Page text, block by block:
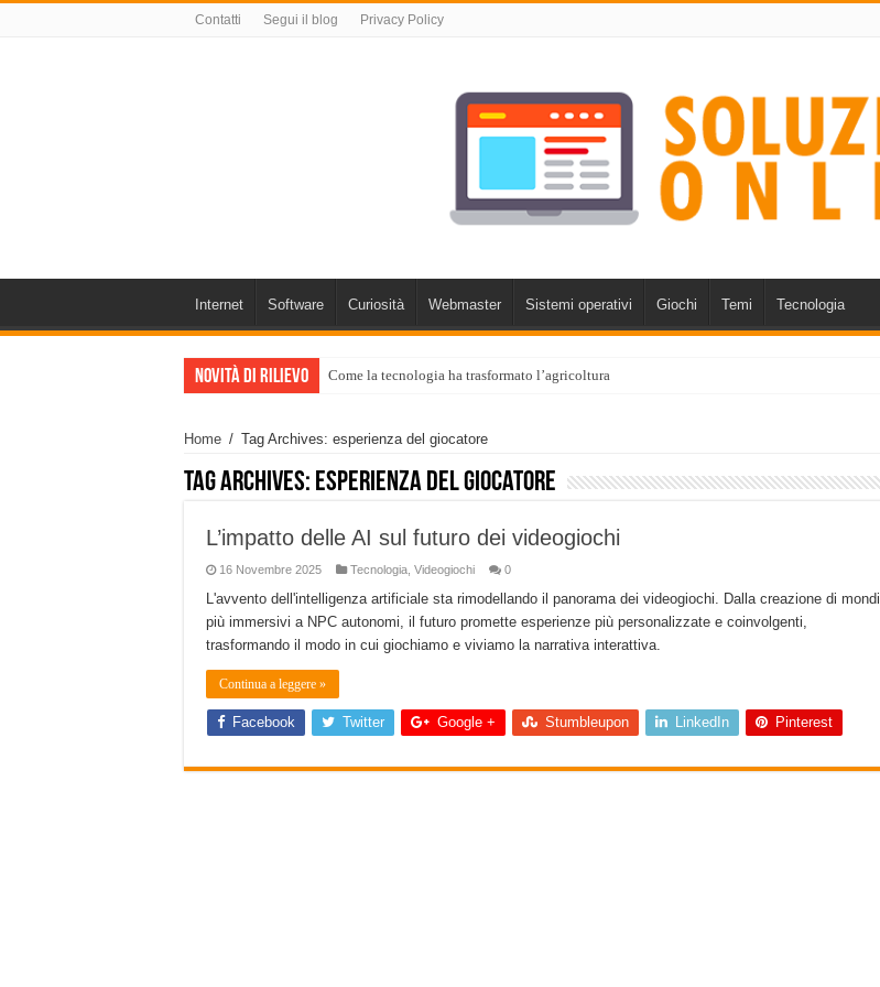
Contatti Segui il blog Privacy Policy
Internet Software Curiosità Webmaster Sistemi operativi Giochi Temi Tecnologia
Novità di rilievo Come la tecnologia ha trasformato l’agricoltura
Home / Tag Archives: esperienza del giocatore
Tag Archives: esperienza del giocatore
L’impatto delle AI sul futuro dei videogiochi
16 Novembre 2025 Tecnologia Videogiochi 0
L'avvento dell'intelligenza artificiale sta rimodellando il panorama dei videogiochi. Dalla creazione di mondi
più immersivi a NPC autonomi, il futuro promette esperienze più personalizzate e coinvolgenti,
trasformando il modo in cui giochiamo e viviamo la narrativa interattiva.
Continua a leggere »
Facebook Twitter Google + Stumbleupon LinkedIn Pinterest